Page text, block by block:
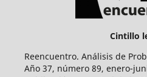
Cintillo
Reencuentro. Análisis de
Año 37, número 89, enero-